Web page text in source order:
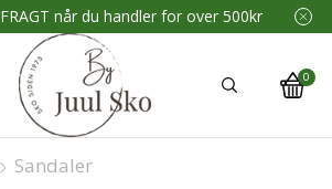
Vi har FRI FRAGT når du handler for over 500kr
0
Sandaler